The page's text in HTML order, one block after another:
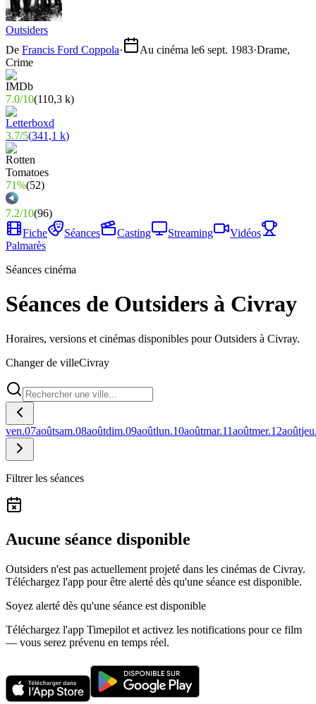
Outsiders
De Francis Ford Coppola· Au cinéma le6 sept. 1983·Drame,
Crime
7.0/10(110,3 k)
3.7/5(341,1 k)
71%(52)
7.2/10(96)
Fiche
Séances Casting Streaming
Vidéos
Palmarès
Séances cinéma
Séances de Outsiders à Civray
Horaires, versions et cinémas disponibles pour Outsiders à Civray.
Changer de villeCivray
ven.07aoûtsam.08aoûtdim.09aoûtlun.10aoûtmar.11aoûtmer.12août
Filtrer les séances
Aucune séance disponible
Outsiders n'est pas actuellement projeté dans les cinémas de Civray.
Téléchargez l'app pour être alerté dès qu'une séance est disponible.
Soyez alerté dès qu'une séance est disponible
Téléchargez l'app Timepilot et activez les notifications pour ce film
— vous serez prévenu en temps réel.